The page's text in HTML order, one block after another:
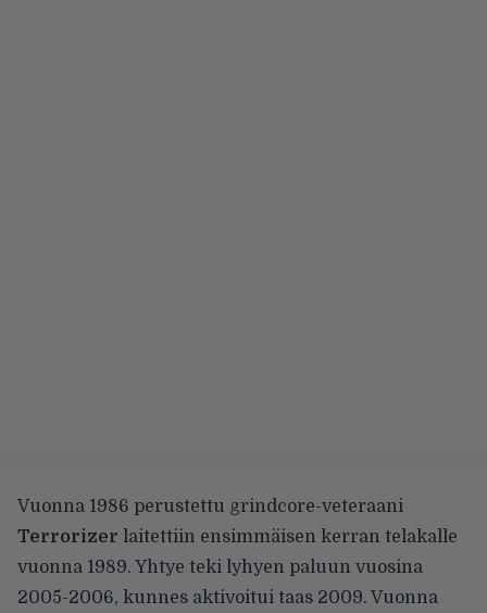
Vuonna 1986 perustettu grindcore-veteraani
Terrorizer laitettiin ensimmäisen kerran telakalle
vuonna 1989. Yhtye teki lyhyen paluun vuosina
2005-2006, kunnes aktivoitui taas 2009. Vuonna